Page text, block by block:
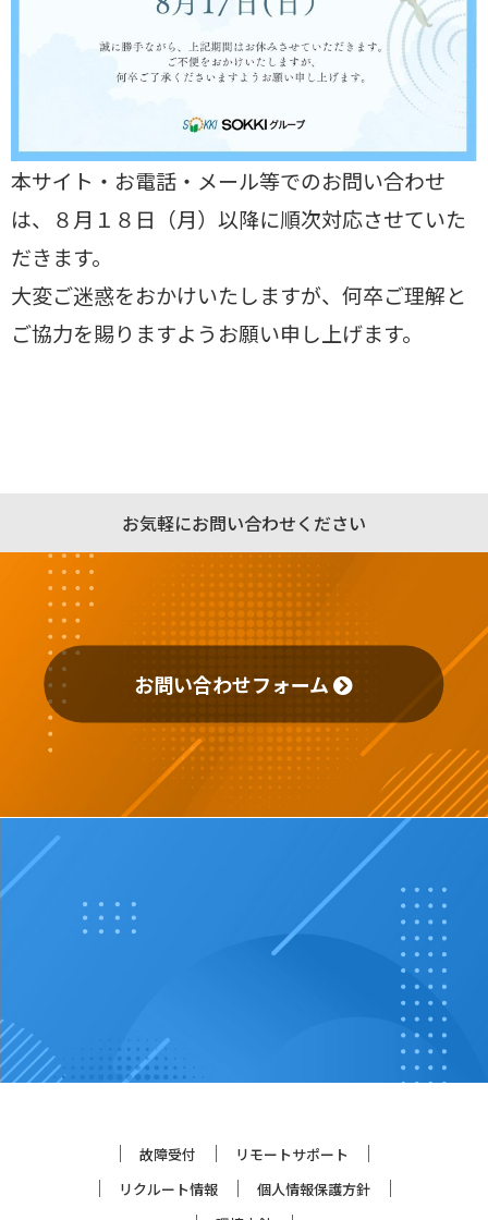
本サイト・お電話・メール等でのお問い合わせ
は、８月１８日（月）以降に順次対応させていた
だきます。
大変ご迷惑をおかけいたしますが、何卒ご理解と
ご協力を賜りますようお願い申し上げます。
お気軽にお問い合わせください
お問い合わせフォーム
故障受付
リモートサポート
リクルート情報
個人情報保護方針